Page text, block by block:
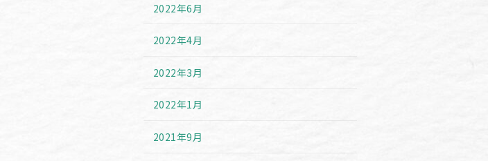
2022年6月
2022年4月
2022年3月
2022年1月
2021年9月